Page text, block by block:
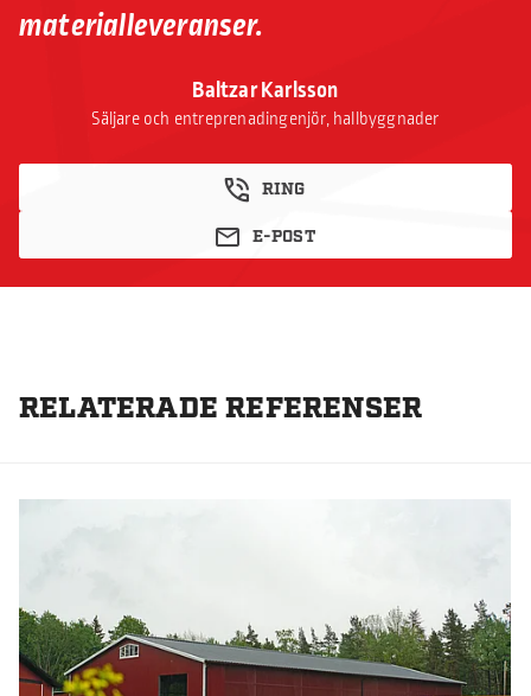
Baltzar Karlsson
Säljare och entreprenadingenjör, hallbyggnader
RING
E-POST
materialleveranser.
RELATERADE REFERENSER